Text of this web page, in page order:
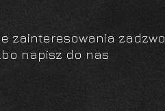
zainteresowania
napisz do nas